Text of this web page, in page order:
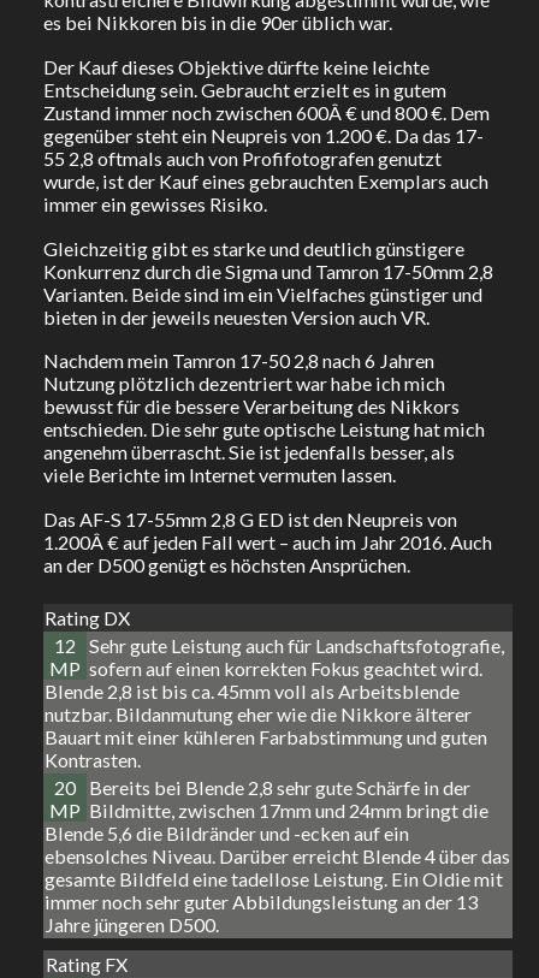
es bei Nikkoren bis in die 90er üblich war.
Der Kauf dieses Objektive dürfte keine leichte
Entscheidung sein. Gebraucht erzielt es in gutem
Zustand immer noch zwischen 600Â € und 800 €. Dem
gegenüber steht ein Neupreis von 1.200 €. Da das 17-
55 2,8 oftmals auch von Profifotografen genutzt
wurde, ist der Kauf eines gebrauchten Exemplars auch
immer ein gewisses Risiko.
Gleichzeitig gibt es starke und deutlich günstigere
Konkurrenz durch die Sigma und Tamron 17-50mm 2,8
Varianten. Beide sind im ein Vielfaches günstiger und
bieten in der jeweils neuesten Version auch VR.
Nachdem mein Tamron 17-50 2,8 nach 6 Jahren
Nutzung plötzlich dezentriert war habe ich mich
bewusst für die bessere Verarbeitung des Nikkors
entschieden. Die sehr gute optische Leistung hat mich
angenehm überrascht. Sie ist jedenfalls besser, als
viele Berichte im Internet vermuten lassen.
Das AF-S 17-55mm 2,8 G ED ist den Neupreis von
1.200Â € auf jeden Fall wert – auch im Jahr 2016. Auch
an der D500 genügt es höchsten Ansprüchen.
Rating DX
12
MP
Sehr gute Leistung auch für Landschaftsfotografie,
sofern auf einen korrekten Fokus geachtet wird.
Blende 2,8 ist bis ca. 45mm voll als Arbeitsblende
nutzbar. Bildanmutung eher wie die Nikkore älterer
Bauart mit einer kühleren Farbabstimmung und guten
Kontrasten.
20
MP
Bereits bei Blende 2,8 sehr gute Schärfe in der
Bildmitte, zwischen 17mm und 24mm bringt die
Blende 5,6 die Bildränder und -ecken auf ein
ebensolches Niveau. Darüber erreicht Blende 4 über das
gesamte Bildfeld eine tadellose Leistung. Ein Oldie mit
immer noch sehr guter Abbildungsleistung an der 13
Jahre jüngeren D500.
Rating FX